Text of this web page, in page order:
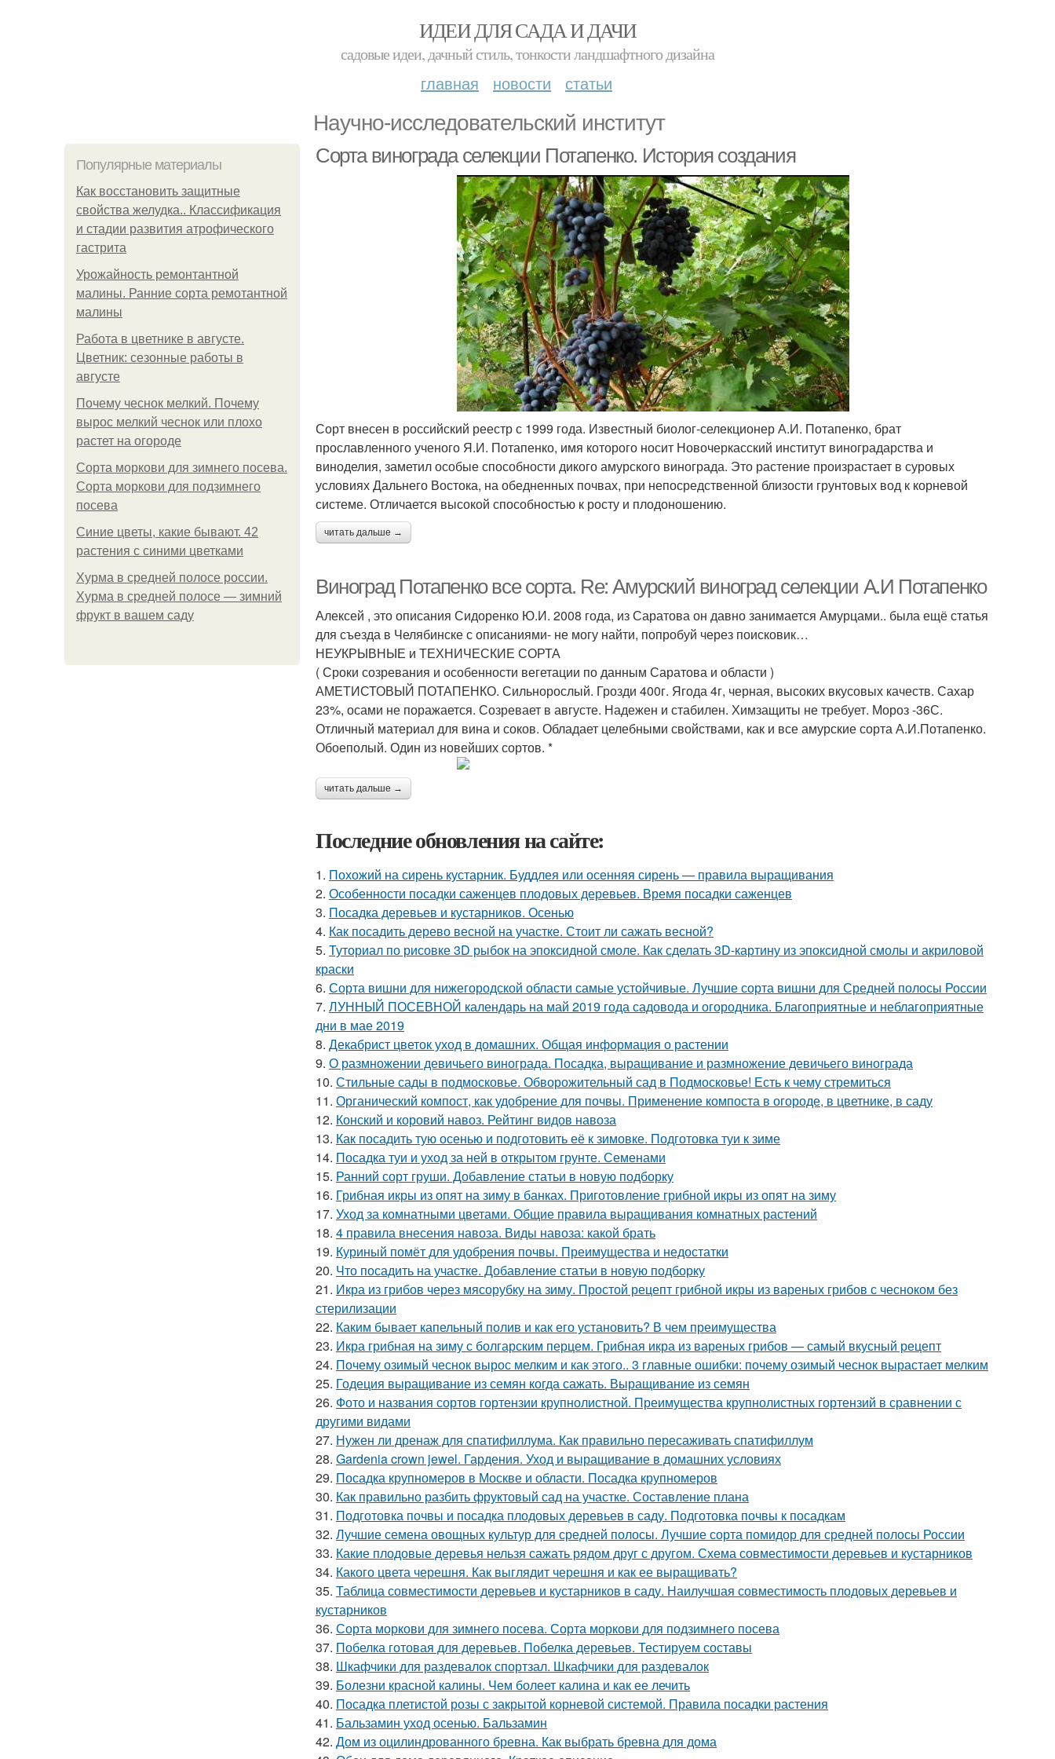
ИДЕИ ДЛЯ САДА И ДАЧИ
садовые идеи, дачный стиль, тонкости ландшафтного дизайна
главная новости статьи
Научно-исследовательский институт
Популярные материалы
Как восстановить защитные
свойства желудка.. Классификация
и стадии развития атрофического
гастрита
Урожайность ремонтантной
малины. Ранние сорта ремотантной
малины
Работа в цветнике в августе.
Цветник: сезонные работы в
августе
Почему чеснок мелкий. Почему
вырос мелкий чеснок или плохо
растет на огороде
Сорта моркови для зимнего посева.
Сорта моркови для подзимнего
посева
Синие цветы, какие бывают. 42
растения с синими цветками
Хурма в средней полосе россии.
Хурма в средней полосе — зимний
фрукт в вашем саду
Сорта винограда селекции Потапенко. История создания
Сорт внесен в российский реестр с 1999 года. Известный биолог-селекционер А.И. Потапенко, брат
прославленного ученого Я.И. Потапенко, имя которого носит Новочеркасский институт виноградарства и
виноделия, заметил особые способности дикого амурского винограда. Это растение произрастает в суровых
условиях Дальнего Востока, на обедненных почвах, при непосредственной близости грунтовых вод к корневой
системе. Отличается высокой способностью к росту и плодоношению.
читать дальше →
Виноград Потапенко все сорта. Re: Амурский виноград селекции А.И Потапенко
Алексей , это описания Сидоренко Ю.И. 2008 года, из Саратова он давно занимается Амурцами.. была ещё статья
для съезда в Челябинске с описаниями- не могу найти, попробуй через поисковик…
НЕУКРЫВНЫЕ и ТЕХНИЧЕСКИЕ СОРТА
( Сроки созревания и особенности вегетации по данным Саратова и области )
АМЕТИСТОВЫЙ ПОТАПЕНКО. Сильнорослый. Грозди 400г. Ягода 4г, черная, высоких вкусовых качеств. Сахар
23%, осами не поражается. Созревает в августе. Надежен и стабилен. Химзащиты не требует. Мороз -36С.
Отличный материал для вина и соков. Обладает целебными свойствами, как и все амурские сорта А.И.Потапенко.
Обоеполый. Один из новейших сортов. *
читать дальше →
Последние обновления на сайте:
1. Похожий на сирень кустарник. Буддлея или осенняя сирень — правила выращивания
2. Особенности посадки саженцев плодовых деревьев. Время посадки саженцев
3. Посадка деревьев и кустарников. Осенью
4. Как посадить дерево весной на участке. Стоит ли сажать весной?
5. Туториал по рисовке 3D рыбок на эпоксидной смоле. Как сделать 3D-картину из эпоксидной смолы и акриловой
краски
6. Сорта вишни для нижегородской области самые устойчивые. Лучшие сорта вишни для Средней полосы России
7. ЛУННЫЙ ПОСЕВНОЙ календарь на май 2019 года садовода и огородника. Благоприятные и неблагоприятные
дни в мае 2019
8. Декабрист цветок уход в домашних. Общая информация о растении
9. О размножении девичьего винограда. Посадка, выращивание и размножение девичьего винограда
10. Стильные сады в подмосковье. Обворожительный сад в Подмосковье! Есть к чему стремиться
11. Органический компост, как удобрение для почвы. Применение компоста в огороде, в цветнике, в саду
12. Конский и коровий навоз. Рейтинг видов навоза
13. Как посадить тую осенью и подготовить её к зимовке. Подготовка туи к зиме
14. Посадка туи и уход за ней в открытом грунте. Семенами
15. Ранний сорт груши. Добавление статьи в новую подборку
16. Грибная икры из опят на зиму в банках. Приготовление грибной икры из опят на зиму
17. Уход за комнатными цветами. Общие правила выращивания комнатных растений
18. 4 правила внесения навоза. Виды навоза: какой брать
19. Куриный помёт для удобрения почвы. Преимущества и недостатки
20. Что посадить на участке. Добавление статьи в новую подборку
21. Икра из грибов через мясорубку на зиму. Простой рецепт грибной икры из вареных грибов с чесноком без
стерилизации
22. Каким бывает капельный полив и как его установить? В чем преимущества
23. Икра грибная на зиму с болгарским перцем. Грибная икра из вареных грибов — самый вкусный рецепт
24. Почему озимый чеснок вырос мелким и как этого.. 3 главные ошибки: почему озимый чеснок вырастает мелким
25. Годеция выращивание из семян когда сажать. Выращивание из семян
26. Фото и названия сортов гортензии крупнолистной. Преимущества крупнолистных гортензий в сравнении с
другими видами
27. Нужен ли дренаж для спатифиллума. Как правильно пересаживать спатифиллум
28. Gardenia crown jewel. Гардения. Уход и выращивание в домашних условиях
29. Посадка крупномеров в Москве и области. Посадка крупномеров
30. Как правильно разбить фруктовый сад на участке. Составление плана
31. Подготовка почвы и посадка плодовых деревьев в саду. Подготовка почвы к посадкам
32. Лучшие семена овощных культур для средней полосы. Лучшие сорта помидор для средней полосы России
33. Какие плодовые деревья нельзя сажать рядом друг с другом. Схема совместимости деревьев и кустарников
34. Какого цвета черешня. Как выглядит черешня и как ее выращивать?
35. Таблица совместимости деревьев и кустарников в саду. Наилучшая совместимость плодовых деревьев и
кустарников
36. Сорта моркови для зимнего посева. Сорта моркови для подзимнего посева
37. Побелка готовая для деревьев. Побелка деревьев. Тестируем составы
38. Шкафчики для раздевалок спортзал. Шкафчики для раздевалок
39. Болезни красной калины. Чем болеет калина и как ее лечить
40. Посадка плетистой розы с закрытой корневой системой. Правила посадки растения
41. Бальзамин уход осенью. Бальзамин
42. Дом из оцилиндрованного бревна. Как выбрать бревна для дома